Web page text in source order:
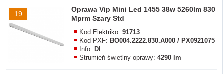
19
Oprawa Vip Mini Led 1455 38w 5260lm 830
Mprm Szary Std
Kod Elektriko:91713
Kod PXF: BO004.2222.830.A000 / PX0921075
Info: DI
Strumień świetlny oprawy:4290 lm